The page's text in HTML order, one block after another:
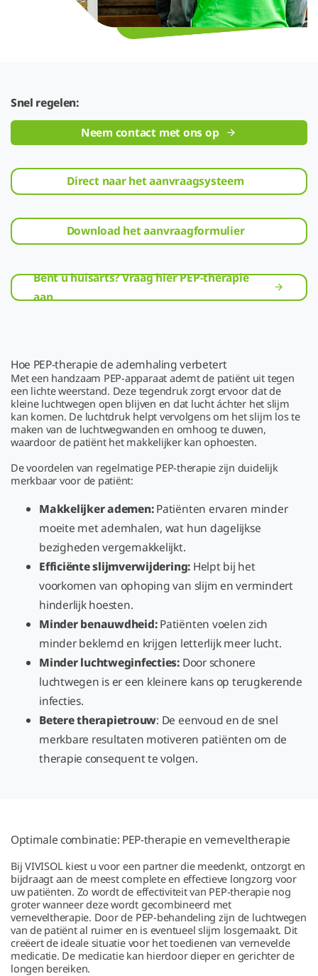
Snel regelen:
Neem contact met ons op
Direct naar het aanvraagsysteem
Download het aanvraagformulier
Bent u huisarts? Vraag hier PEP-therapie
aan
Hoe PEP-therapie de ademhaling verbetert
Met een handzaam PEP-apparaat ademt de patiënt uit tegen
een lichte weerstand. Deze tegendruk zorgt ervoor dat de
kleine luchtwegen open blijven en dat lucht áchter het slijm
kan komen. De luchtdruk helpt vervolgens om het slijm los te
maken van de luchtwegwanden en omhoog te duwen,
waardoor de patiënt het makkelijker kan ophoesten.
De voordelen van regelmatige PEP-therapie zijn duidelijk
merkbaar voor de patiënt:
Makkelijker ademen:Patiënten ervaren minder
moeite met ademhalen, wat hun dagelijkse
bezigheden vergemakkelijkt.
Efficiënte slijmverwijdering: Helpt bij het
voorkomen van ophoping van slijm en vermindert
hinderlijk hoesten.
Minder benauwdheid:Patiënten voelen zich
minder beklemd en krijgen letterlijk meer lucht.
Minder luchtweginfecties: Door schonere
luchtwegen is er een kleinere kans op terugkerende
infecties.
Betere therapietrouw: De eenvoud en de snel
merkbare resultaten motiveren patiënten om de
therapie consequent te volgen.
Optimale combinatie: PEP-therapie en verneveltherapie
Bij VIVISOL kiest u voor een partner die meedenkt, ontzorgt en
bijdraagt aan de meest complete en effectieve longzorg voor
uw patiënten. Zo wordt de effectiviteit van PEP-therapie nog
groter wanneer deze wordt gecombineerd met
verneveltherapie. Door de PEP-behandeling zijn de luchtwegen
van de patiënt al ruimer en is eventueel slijm losgemaakt. Dit
creëert de ideale situatie voor het toedienen van vernevelde
medicatie. De medicatie kan hierdoor dieper en gerichter de
longen bereiken.